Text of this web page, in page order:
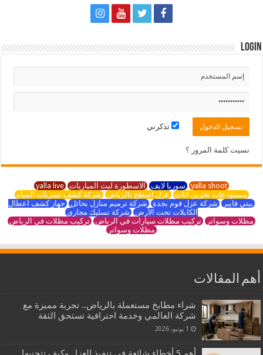
Login
تذكرني
نسيت كلمة المرور ؟
yalla shoot سوريا لايف الاسطورة لبث المباريات yalla live
مستودعات تخزين اثاث عزل اسطح بالرياض شركة كشف تسربات المياه
بيتي فايبر شركة عزل فوم بجدة شركة ترميم منازل بحائل جهاز كشف اعطال
الكابلات تحت الأرض شركة تسليك مجاري
مظلات وسواتر تركيب مظلات سيارات في الرياض تركيب مظلات في الرياض
مظلات وسواتر
أهم المقالات
شراء مطابخ مستعملة بالرياض.. تجربة مميزة مع
شركة العالمي وخدمة احترافية تستحق الثقة
1 يونيو، 2026